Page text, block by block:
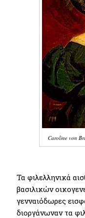
Caroline von
Τα φιλελληνικά
βασιλικών
γενναιόδωρες
διοργάνωναν τα